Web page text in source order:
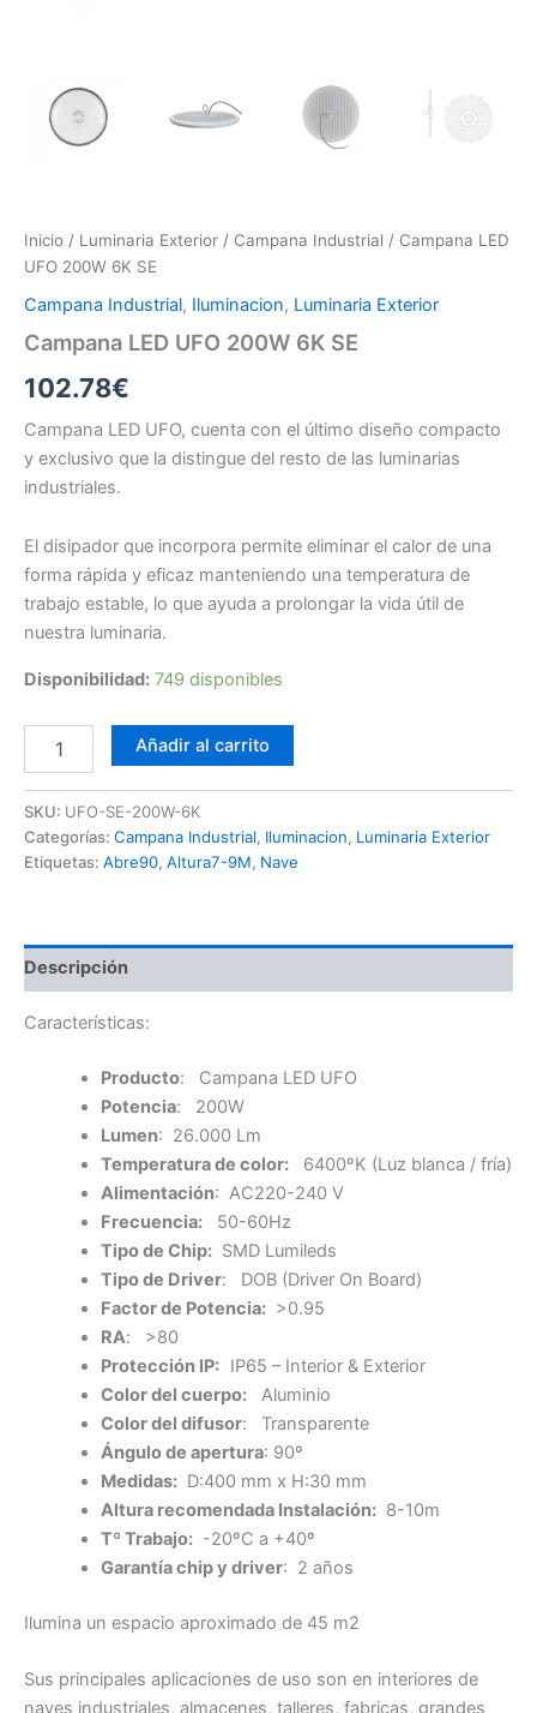
Inicio / Luminaria Exterior / Campana Industrial / Campana LED
UFO 200W 6K SE
Campana Industrial, Iluminacion, Luminaria Exterior
Campana LED UFO 200W 6K SE
102.78€
Campana LED UFO, cuenta con el último diseño compacto
y exclusivo que la distingue del resto de las luminarias
industriales.
El disipador que incorpora permite eliminar el calor de una
forma rápida y eficaz manteniendo una temperatura de
trabajo estable, lo que ayuda a prolongar la vida útil de
nuestra luminaria.
Disponibilidad: 749 disponibles
200W
6K
SE
Añadir al carrito
SKU: UFO-SE-200W-6K
Categorías: Campana Industrial, Iluminacion, Luminaria Exterior
Etiquetas: Abre90, Altura7-9M, Nave
Descripción
Características:
Producto: Campana LED UFO
Potencia: 200W
Lumen: 26.000 Lm
Temperatura de color:6400ºK (Luz blanca / fría)
Alimentación: AC220-240 V
Frecuencia:50-60Hz
Tipo de Chip:SMD Lumileds
Tipo de Driver: DOB (Driver On Board)
Factor de Potencia:>0.95
RA: >80
Protección IP: IP65 – Interior & Exterior
Color del cuerpo:Aluminio
Color del difusor: Transparente
Ángulo de apertura: 90º
Medidas:D:400 mm x H:30 mm
Altura recomendada Instalación:8-10m
Tº Trabajo:-20ºC a +40º
Garantía chip y driver: 2 años
Ilumina un espacio aproximado de 45 m2
Sus principales aplicaciones de uso son en interiores de
naves industriales, almacenes, talleres, fabricas, grandes